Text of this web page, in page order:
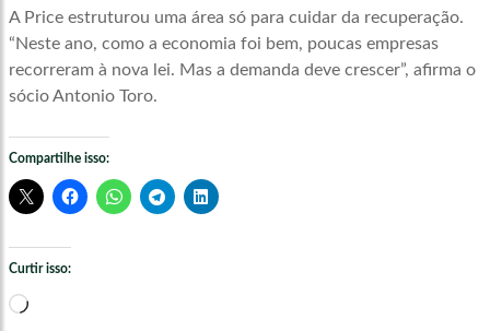
A Price estruturou uma área só para cuidar da recuperação.
“Neste ano, como a economia foi bem, poucas empresas
recorreram à nova lei. Mas a demanda deve crescer”, afirma o
sócio Antonio Toro.
Compartilhe isso:
Curtir isso:
Carregando...